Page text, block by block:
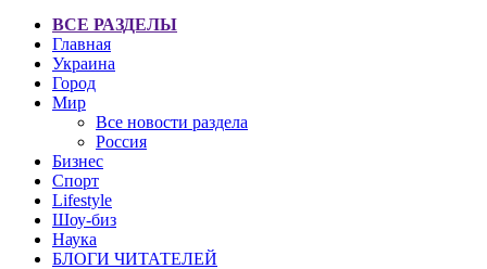
ВСЕ РАЗДЕЛЫ
Главная
Украина
Город
Мир
Все новости раздела
Россия
Бизнес
Спорт
Lifestyle
Шоу-биз
Наука
БЛОГИ ЧИТАТЕЛЕЙ